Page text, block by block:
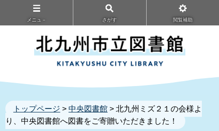
メニュ－ さがす 閲覧補助
トップページ >中央図書館 > 北九州ミズ２１の会様よ
り、中央図書館へ図書をご寄贈いただきました！